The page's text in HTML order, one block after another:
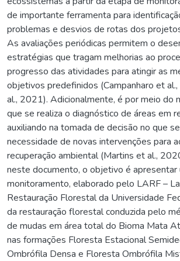
de importante ferramenta para
problemas e desvios de rotas dos
As avaliações periódicas permitem o
estratégias que tragam melhorias ao
progresso das atividades para atingir as
objetivos predefinidos (Campanharo et
al., 2021). Adicionalmente, é por meio do
que se realiza o diagnóstico de áreas em
auxiliando na tomada de decisão no que
necessidade de novas intervenções para
recuperação ambiental (Martins et al.,
neste documento, o objetivo é
monitoramento, elaborado pelo LARF –
Restauração Florestal da Universidade
da restauração florestal conduzida pelo
de mudas em área total do Bioma Mata
nas formações Floresta Estacional
Ombrófila Densa e Floresta Ombrófila